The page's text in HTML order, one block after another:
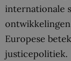
internationale
Europese
justicepolitiek.